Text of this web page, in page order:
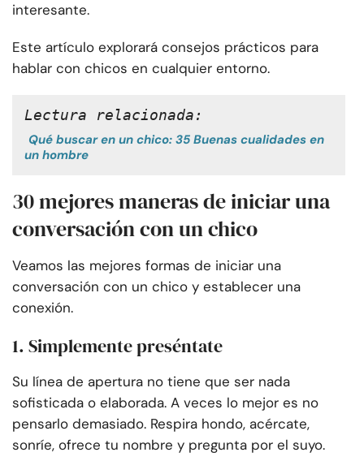
interesante.
Este artículo explorará consejos prácticos para
hablar con chicos en cualquier entorno.
Lectura relacionada:
Qué buscar en un chico: 35 Buenas cualidades en
un hombre
30 mejores maneras de iniciar una
conversación con un chico
Veamos las mejores formas de iniciar una
conversación con un chico y establecer una
conexión.
1. Simplemente preséntate
Su línea de apertura no tiene que ser nada
sofisticada o elaborada. A veces lo mejor es no
pensarlo demasiado. Respira hondo, acércate,
sonríe, ofrece tu nombre y pregunta por el suyo.